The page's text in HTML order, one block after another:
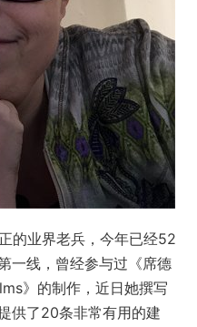
的业界老兵，今年已经52
一线，曾经参与过《席德
》的制作，近日她撰写
供了20条非常有用的建